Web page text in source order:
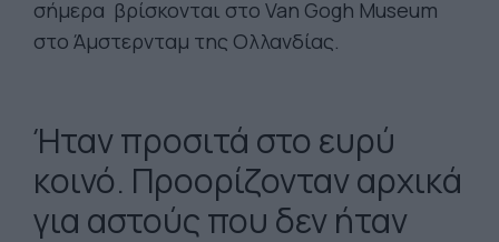
σήμερα βρίσκονται στο Van Gogh Museum
στο Άμστερνταμ της Ολλανδίας.
Ήταν προσιτά στο ευρύ
κοινό. Προορίζονταν αρχικά
για αστούς που δεν ήταν